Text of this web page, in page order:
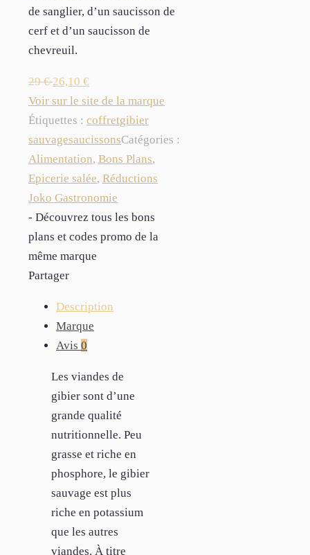
de sanglier, d’un saucisson de
cerf et d’un saucisson de
chevreuil.
29€ 26,10 €
Voir sur le site de la marque
Étiquettes : coffretgibier
sauvagesaucissonsCatégories :
Alimentation, Bons Plans,
Epicerie salée, Réductions
Joko Gastronomie
- Découvrez tous les bons
plans et codes promo de la
même marque
Partager
Description
Marque
Avis 0
Les viandes de
gibier sont d’une
grande qualité
nutritionnelle. Peu
grasse et riche en
phosphore, le gibier
sauvage est plus
riche en potassium
que les autres
viandes. À titre